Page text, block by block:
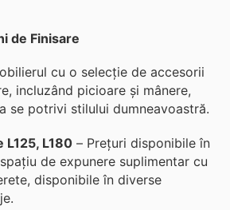
de Finisare
cu o selecție de accesorii
incluzând picioare și mânere,
se potrivi stilului dumneavoastră.
L125, L180 – Prețuri disponibile în
de expunere suplimentar cu
disponibile în diverse